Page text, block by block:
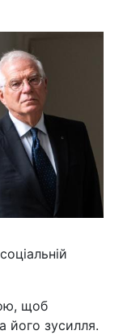
щоб
його зусилля.